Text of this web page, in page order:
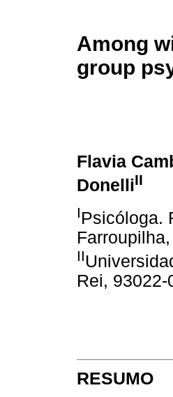
Among
group
Flavia
DonelliII
IPsicóloga.
II
Rei,
RESUMO